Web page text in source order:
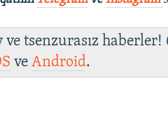
ve tsenzurasız haberler!
veAndroid.